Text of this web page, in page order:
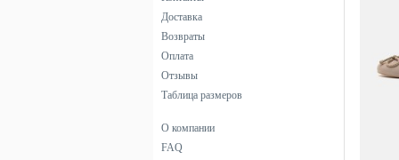
черный
Доставка
Возвраты
Оплата
Отзывы
Таблица размеров
О компании
FAQ